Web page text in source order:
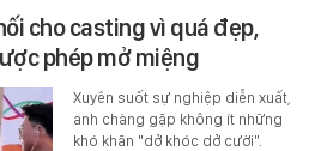
cho casting vì quá đẹp,
phép mở miệng
Xuyên suốt sự nghiệp diễn xuất,
anh chàng gặp không ít những
khó khăn "dở khóc dở cười".